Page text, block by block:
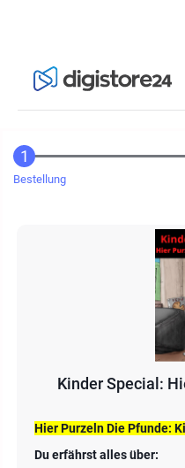
Bestellung
Kinder Special:
Hier Purzeln Die Pfunde:
Du erfährst alles über: